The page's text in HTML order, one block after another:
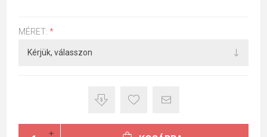
MÉRET: *